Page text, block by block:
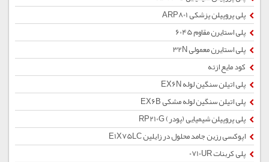
پلی پروپیلن پزشکی ARP801
پلی استایرن مقاوم 6045
پلی استایرن معمولی 32N
کود مایع ازته
پلی اتیلن سنگین لوله EX6N
پلی اتیلن سنگین لوله مشکی EX6B
پلی پروپیلن شیمیایی (پودر) RP210G
اپوکسی رزین جامد محلول در زایلین E1X75LC
پلی کربنات 0710UR